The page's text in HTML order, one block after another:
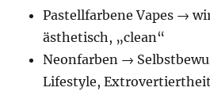
Pastellfarbene Vapes →
ästhetisch, „clean“
Neonfarben →
Lifestyle, Extrovertiertheit